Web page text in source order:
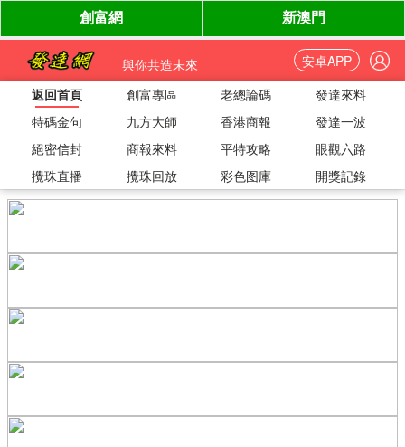
與你共造未來
安卓APP
返回首頁
創富專區 老總論碼
發達來料
特碼金句
九方大師 香港商報
發達一波
絕密信封
商報來料 平特攻略
眼觀六路
攪珠直播
攪珠回放 彩色图庫 開獎記錄